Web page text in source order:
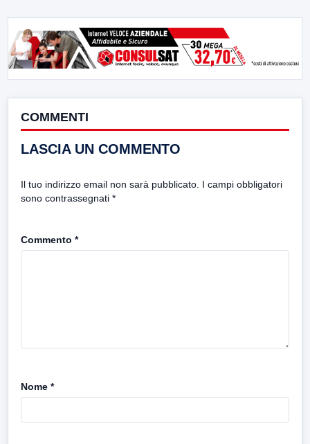
COMMENTI
LASCIA UN COMMENTO
Il tuo indirizzo email non sarà pubblicato. I campi obbligatori
sono contrassegnati *
Commento *
Nome *